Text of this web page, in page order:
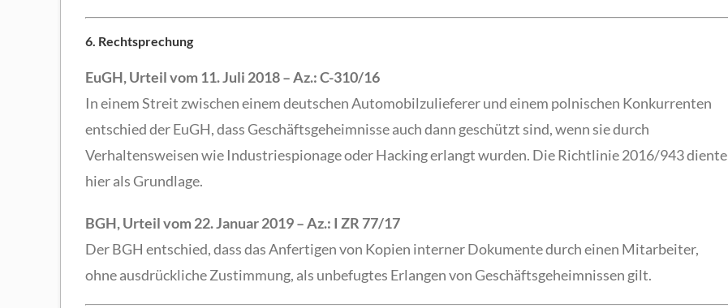
6. Rechtsprechung
EuGH, Urteil vom 11. Juli 2018 – Az.: C-310/16
In einem Streit zwischen einem deutschen Automobilzulieferer und einem polnischen Konkurrenten
entschied der EuGH, dass Geschäftsgeheimnisse auch dann geschützt sind, wenn sie durch
Verhaltensweisen wie Industriespionage oder Hacking erlangt wurden. Die Richtlinie 2016/943 diente
hier als Grundlage.
BGH, Urteil vom 22. Januar 2019 – Az.: I ZR 77/17
Der BGH entschied, dass das Anfertigen von Kopien interner Dokumente durch einen Mitarbeiter,
ohne ausdrückliche Zustimmung, als unbefugtes Erlangen von Geschäftsgeheimnissen gilt.